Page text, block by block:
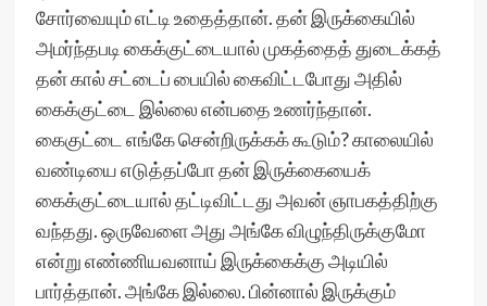
சோர்வையும் எட்டி உதைத்தான். தன் இருக்கையில்
அமர்ந்தபடி கைக்குட்டையால் முகத்தைத் துடைக்கத்
தன் கால் சட்டைப் பையில் கைவிட்டபோது அதில்
கைக்குட்டை இல்லை என்பதை உணர்ந்தான்.
கைகுட்டை எங்கே சென்றிருக்கக் கூடும்? காலையில்
வண்டியை எடுத்தப்போ தன் இருக்கையைக்
கைக்குட்டையால் தட்டிவிட்டது அவன் ஞாபகத்திற்கு
வந்தது. ஒருவேளை அது அங்கே விழுந்திருக்குமோ
என்று எண்ணியவனாய் இருக்கைக்கு அடியில்
பார்த்தான். அங்கே இல்லை. பின்னால் இருக்கும்